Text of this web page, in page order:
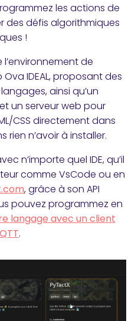
les actions de
des défis algorithmiques
!
de
IDEAL, proposant des
ainsi qu’un
un serveur web pour
CSS directement dans
rien n’avoir à installer.
n’importe quel IDE, qu’il
comme VsCode ou en
, grâce à son API
pouvez programmez en
langage avec un client
.